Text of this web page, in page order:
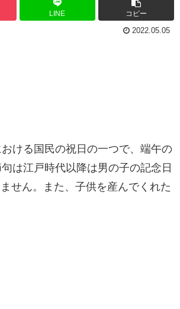
LINE コピー
2022.05.05
ける国民の祝日の一つで、端午の
は江戸時代以降は男の子の記念日
せん。また、子供を産んでくれた